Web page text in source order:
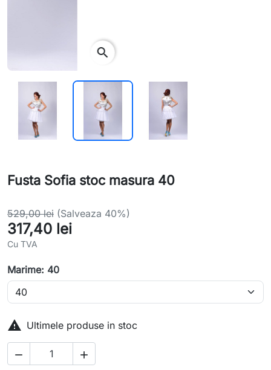
Fusta Sofia stoc masura 40
529,00 lei (Salveaza 40%)
317,40 lei
Cu TVA
Marime: 40
 Ultimele produse in stoc
 